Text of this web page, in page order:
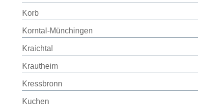
Korb
Korntal-Münchingen
Kraichtal
Krautheim
Kressbronn
Kuchen